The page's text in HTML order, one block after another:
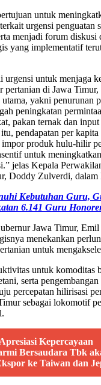
untuk
urgensi penguatan
menjadi forum diskusi
yang implementatif
urgensi untuk menjaga
pertanian di Jawa Timur,
utama, yakni penurunan
peningkatan
pakan ternak dan
pendapatan per
impor produk hulu-hilir
untuk
jelas Kepala
Doddy Zulverdi, dalam
Kebutuhan Guru,
6.141 Guru
Jawa Timur,
menekankan
untuk
untuk komoditas
serta
percepatan hilirisasi
sebagai lokomotif
Apresiasi Kepercayaan
Bersaudara Tbk
ke Taiwan dan